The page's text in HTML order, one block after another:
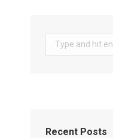
Search:
Recent Posts